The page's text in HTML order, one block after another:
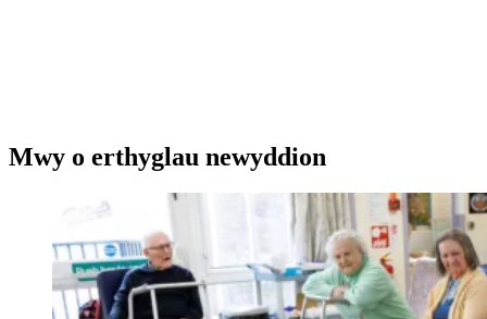
Mwy o erthyglau newyddion